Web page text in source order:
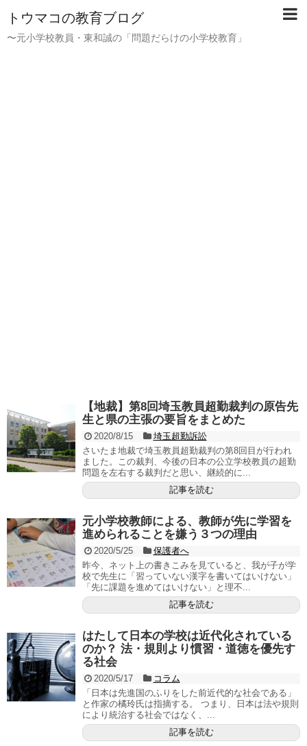
トウマコの教育ブログ
〜元小学校教員・東和誠の「問題だらけの小学校教育」
【地裁】第8回埼玉教員超勤裁判の原告先
生と県の主張の要旨をまとめた
2020/8/15
埼玉超勤訴訟
さいたま地裁で埼玉教員超勤裁判の第8回目が行われ
ました。この裁判、今後の日本の公立学校教員の超勤
問題を左右する裁判だと思い、継続的に...
記事を読む
元小学校教師による、教師が先に学習を
進められることを嫌う３つの理由
2020/5/25
保護者へ
昨今、ネット上の書きこみを見ていると、我が子が学
校で先生に「習っていない漢字を書いてはいけない」
「先に課題を進めてはいけない」と理不...
記事を読む
はたして日本の学校は近代化されている
のか？ 法・規則より慣習・道徳を優先す
る社会
2020/5/17
コラム
「日本は先進国のふりをした前近代的な社会である」
と作家の橘玲氏は指摘する。 つまり、日本は法や規則
により統治する社会ではなく、...
記事を読む